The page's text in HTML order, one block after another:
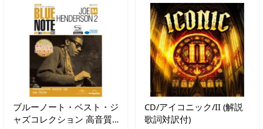
ブルーノート・ベスト・ジ
ャズコレクション 高音質
CD/アイコニック/II (解説
歌詞対訳付)